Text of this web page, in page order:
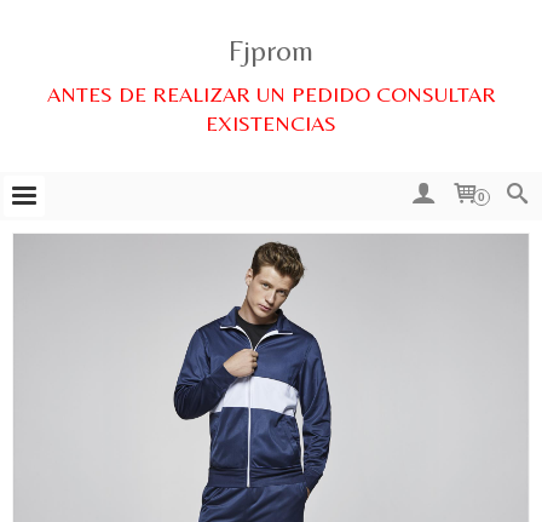
Fjprom
ANTES DE REALIZAR UN PEDIDO CONSULTAR
EXISTENCIAS
0